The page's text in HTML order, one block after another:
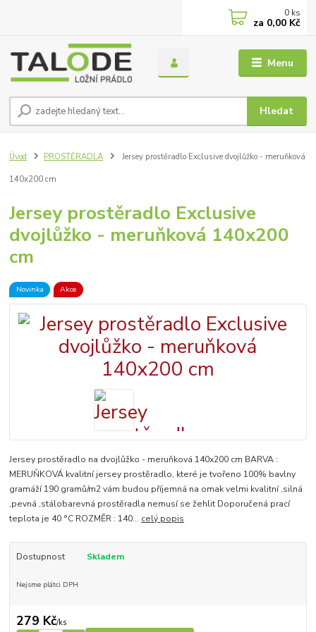
Menu
Hledat
0 ks
za 0,00 Kč
Úvod PROSTĚRADLA Jersey prostěradlo Exclusive dvojlůžko - meruňková
140x200 cm
Jersey prostěradlo Exclusive
dvojlůžko - meruňková 140x200
cm
Novinka Akce
Jersey prostěradlo na dvojlůžko - meruňková 140x200 cm BARVA :
MERUŇKOVÁ kvalitní jersey prostěradlo, které je tvořeno 100% bavlny
gramáží 190 gramů/m2 vám budou příjemná na omak velmi kvalitní ,silná
,pevná ,stálobarevná prostěradla nemusí se žehlit Doporučená prací
teplota je 40 °C ROZMĚR : 140... celý popis
Dostupnost Skladem
Nejsme plátci DPH
279 Kč/ks